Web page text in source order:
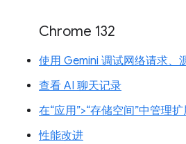
Chrome 132
使用 Gemini 调试网络请求、
查看 AI 聊天记录
在“应用”>“存储空间”中管理
性能改进